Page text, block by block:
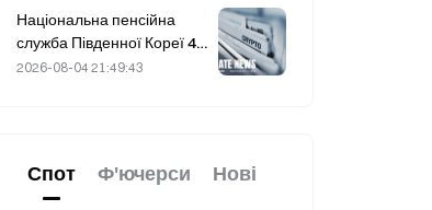
в Coldcard, який
спричинив чотири хвилі
атак і збитки на суму 114
Національна пенсійна
служба Південної Кореї 4
серпня переходить до
2026-08-04 21:49:43
Спот Ф'ючерси Нові